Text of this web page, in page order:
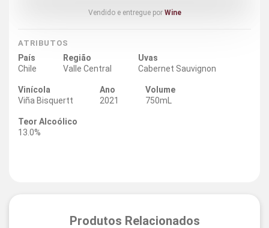
Vendido e entregue por Wine
ATRIBUTOS
País
Chile
Região
Valle Central
Uvas
Cabernet Sauvignon
Vinícola
Viña Bisquertt
Ano
2021
Volume
750mL
Teor Alcoólico
13.0%
Produtos Relacionados